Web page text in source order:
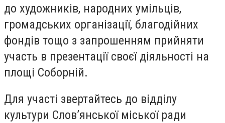
до художників, народних умільців,
громадських організації, благодійних
фондів тощо з запрошенням прийняти
участь в презентації своєї діяльності на
площі Соборній.
Для участі звертайтесь до відділу
культури Слов’янської міської ради